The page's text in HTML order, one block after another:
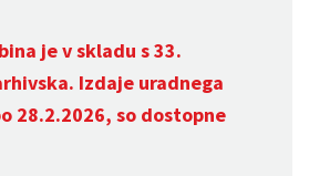
je v skladu s 33.
Izdaje uradnega
28.2.2026, so dostopne